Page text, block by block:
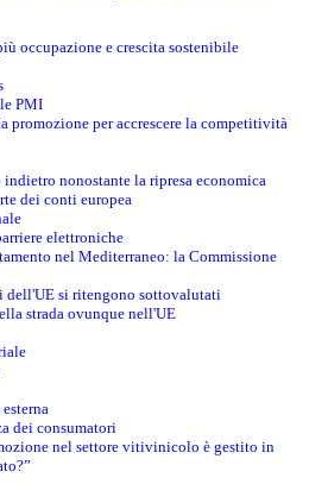
occupazione e crescita sostenibile
PMI
promozione per accrescere la competitività
nonostante la ripresa economica
dei conti europea
elettroniche
nel Mediterraneo: la Commissione
dell'UE si ritengono sottovalutati
strada ovunque nell'UE
dei consumatori
nel settore vitivinicolo è gestito in